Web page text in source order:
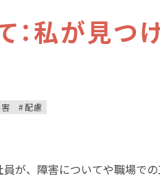
私が見つ
配慮
が、障害についてや職場で